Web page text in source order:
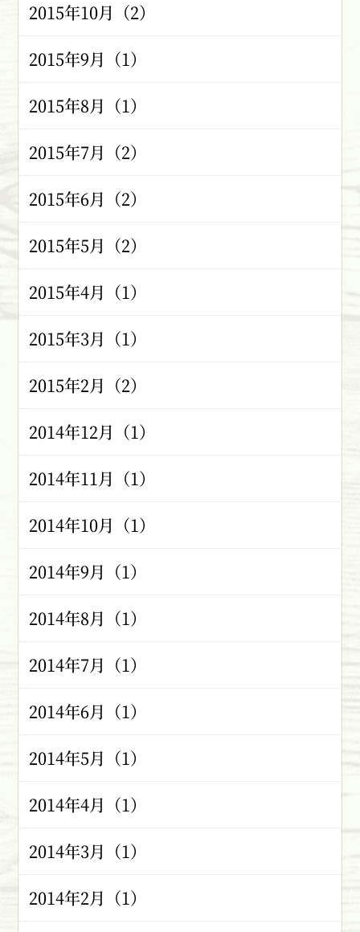
2015年10月（2）
2015年9月（1）
2015年8月（1）
2015年7月（2）
2015年6月（2）
2015年5月（2）
2015年4月（1）
2015年3月（1）
2015年2月（2）
2014年12月（1）
2014年11月（1）
2014年10月（1）
2014年9月（1）
2014年8月（1）
2014年7月（1）
2014年6月（1）
2014年5月（1）
2014年4月（1）
2014年3月（1）
2014年2月（1）